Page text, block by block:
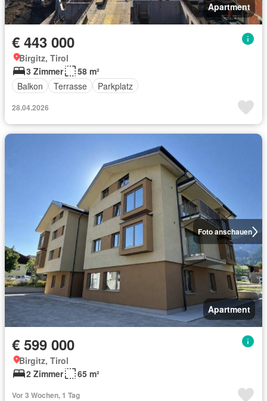
Apartment
€ 443 000
Birgitz, Tirol
3 Zimmer
58 m²
Balkon
Terrasse Parkplatz
28.04.2026
Foto anschauen
Apartment
€ 599 000
Birgitz, Tirol
2 Zimmer
65 m²
Vor 3 Wochen, 1 Tag